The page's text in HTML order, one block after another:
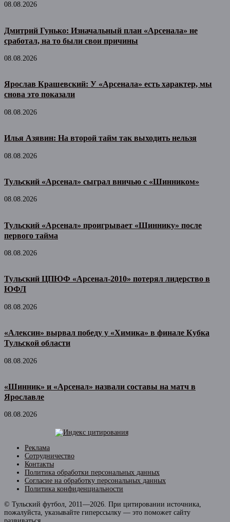
08.08.2026
Дмитрий Гунько: Изначальный план «Арсенала» не
сработал, на то были свои причины
08.08.2026
Ярослав Крашевский: У «Арсенала» есть характер, мы
снова это показали
08.08.2026
Илья Азявин: На второй тайм так выходить нельзя
08.08.2026
Тульский «Арсенал» сыграл вничью с «Шинником»
08.08.2026
Тульский «Арсенал» проигрывает «Шиннику» после
первого тайма
08.08.2026
Тульский ЦПЮФ «Арсенал-2010» потерял лидерство в
ЮФЛ
08.08.2026
«Алексин» вырвал победу у «Химика» в финале Кубка
Тульской области
08.08.2026
«Шинник» и «Арсенал» назвали составы на матч в
Ярославле
08.08.2026
Реклама
Сотрудничество
Контакты
Политика обработки персональных данных
Согласие на обработку персональных данных
Политика конфиденциальности
© Тульский футбол, 2011—2026. При цитировании источника,
пожалуйста, указывайте гиперссылку — это поможет сайту